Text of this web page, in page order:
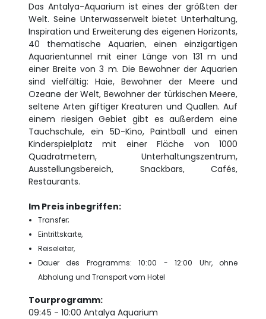
Das Antalya-Aquarium ist eines der größten der
Welt. Seine Unterwasserwelt bietet Unterhaltung,
Inspiration und Erweiterung des eigenen Horizonts,
40 thematische Aquarien, einen einzigartigen
Aquarientunnel mit einer Länge von 131 m und
einer Breite von 3 m. Die Bewohner der Aquarien
sind vielfältig: Haie, Bewohner der Meere und
Ozeane der Welt, Bewohner der türkischen Meere,
seltene Arten giftiger Kreaturen und Quallen. Auf
einem riesigen Gebiet gibt es außerdem eine
Tauchschule, ein 5D-Kino, Paintball und einen
Kinderspielplatz mit einer Fläche von 1000
Quadratmetern, Unterhaltungszentrum,
Ausstellungsbereich, Snackbars, Cafés,
Restaurants.
Im Preis inbegriffen:
Transfer;
Eintrittskarte,
Reiseleiter,
Dauer des Programms: 10:00 - 12:00 Uhr, ohne
Abholung und Transport vom Hotel
Tourprogramm:
09:45 - 10:00 Antalya Aquarium